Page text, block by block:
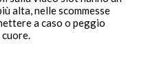
alta, nelle scommesse
a caso o peggio